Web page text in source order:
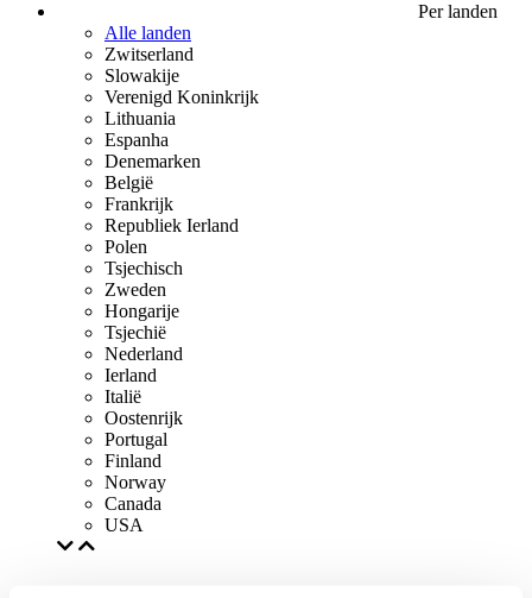
Per landen
Alle landen
Zwitserland
Slowakije
Verenigd Koninkrijk
Lithuania
Espanha
Denemarken
België
Frankrijk
Republiek Ierland
Polen
Tsjechisch
Zweden
Hongarije
Tsjechië
Nederland
Ierland
Italië
Oostenrijk
Portugal
Finland
Norway
Canada
USA